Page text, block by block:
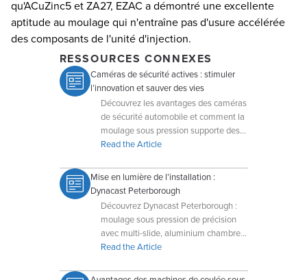
qu'ACuZinc5 et ZA27, EZAC a démontré une excellente
aptitude au moulage qui n'entraîne pas d'usure accélérée
des composants de l'unité d'injection.
RESSOURCES CONNEXES
Caméras de sécurité actives : stimuler
l’innovation et sauver des vies
Découvrez les avantages des caméras
de sécurité automobile et comment la
moulage sous pression supporte des
systèmes avancés d’aide à la conduite
Read the Article
Mise en lumière de l’installation :
Dynacast Peterborough
Découvrez Dynacast Peterborough :
moulage sous pression de précision
avec multi-slide, aluminium chambre
chaude, IMA et production
Read the Article